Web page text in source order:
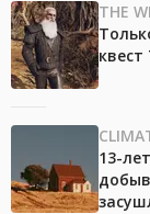
THE
13-